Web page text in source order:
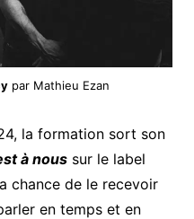
par Mathieu Ezan
la formation sort son
à noussur le label
chance de le recevoir
en temps et en